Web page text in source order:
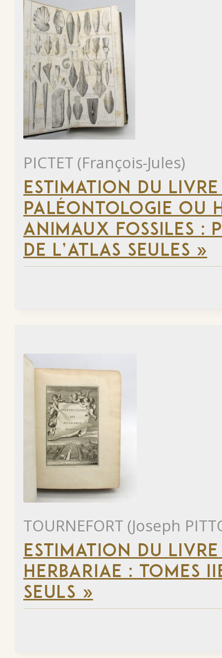
PICTET (François-Jules)
ESTIMATION DU
PALÉONTOLOGIE OU
ANIMAUX FOSSILES :
DE L’ATLAS SEULES »
TOURNEFORT (Joseph
ESTIMATION DU
HERBARIAE : TOMES
SEULS »